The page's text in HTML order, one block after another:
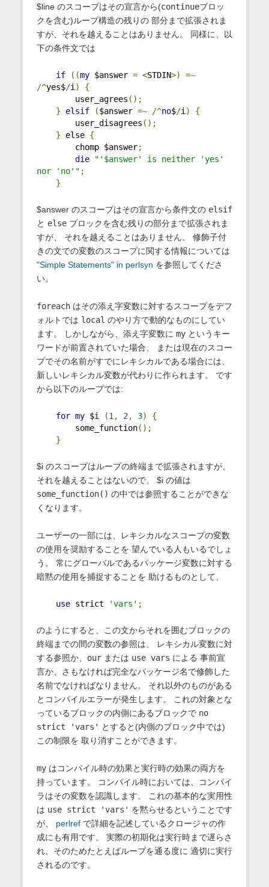
$line のスコープはその宣言から(continueブロッ
クを含む)ループ構造の残りの 部分まで拡張されま
すが、それを越えることはありません。 同様に、以
下の条件文では
if ((my $answer = <STDIN>)
=~
/^yes$/i )
{
user_agrees ();
}
elsif ($answer =~ /^no$/i )
{
user_disagrees ();
} else {
chomp $answer;
die
"'$answer' is neither 'yes'
nor 'no'" ;
}
$answer のスコープはその宣言から条件文の elsif
と elseブロックを含む残りの部分まで拡張されま
すが、 それを越えることはありません。 修飾子付
きの文での変数のスコープに関する情報については
"Simple Statements" in perlsyn を参照してくださ
い。
foreachはその添え字変数に対するスコープをデフ
ォルトでは local のやり方で動的なものにしてい
ます。 しかしながら、添え字変数に myというキー
ワードが前置されていた場合、 または現在のスコー
プでその名前がすでにレキシカルである場合には、
新しいレキシカル変数が代わりに作られます。 です
から以下のループでは:
for my $i (1 , 2, 3)
{
some_function();
}
$i のスコープはループの終端まで拡張されますが、
それを越えることはないので、 $i の値は
some_function() の中では参照することができな
くなります。
ユーザーの一部には、レキシカルなスコープの変数
の使用を奨励することを 望んでいる人もいるでしょ
う。 常にグローバルであるパッケージ変数に対する
暗黙の使用を捕捉することを 助けるものとして、
use strict 'vars' ;
のようにすると、この文からそれを囲むブロックの
終端までの間の変数の参照は、 レキシカル変数に対
する参照か、 ourまたは use vars による 事前宣
言か、さもなければ完全なパッケージ名で修飾した
名前でなければなりません。 それ以外のものがある
とコンパイルエラーが発生します。 これの対象とな
っているブロックの内側にあるブロックで no
strict 'vars' とすると(内側のブロック中では)
この制限を 取り消すことができます。
myはコンパイル時の効果と実行時の効果の両方を
持っています。 コンパイル時においては、コンパイ
ラはその変数を認識します。 これの基本的な実用性
は use strict 'vars' を黙らせるということです
が、 perlrefで詳細を記述しているクロージャの作
成にも有用です。 実際の初期化は実行時まで遅らさ
れ、そのためたとえばループを通る度に 適切に実行
されるのです。